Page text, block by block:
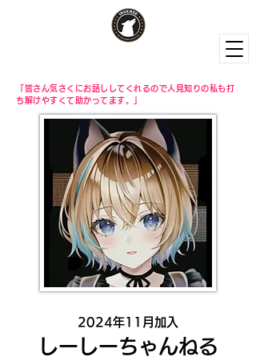
「皆さん気さくにお話ししてくれるので人見知りの私も打
ち解けやすくて助かってます。」
2024年11月加入
しーしーちゃんねる